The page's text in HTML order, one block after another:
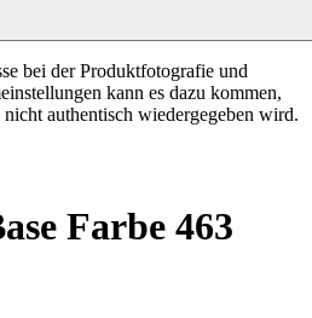
bei der Produktfotografie und
kann es dazu kommen,
nicht authentisch wiedergegeben wird.
Farbe 463